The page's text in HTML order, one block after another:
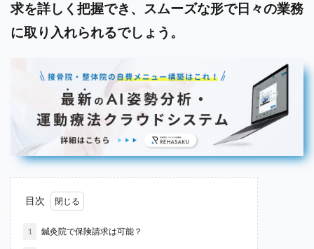
求を詳しく把握でき、スムーズな形で日々の業務
に取り入れられるでしょう。
目次
1 鍼灸院で保険請求は可能？